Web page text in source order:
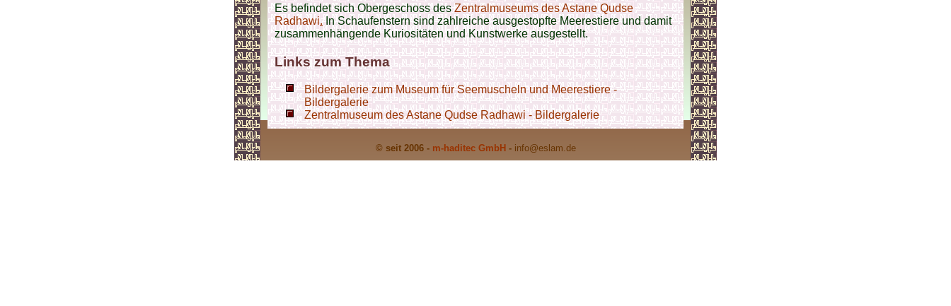
Es befindet sich Obergeschoss desZentralmuseums des Astane Qudse
Radhawi.In Schaufenstern sind zahlreiche ausgestopfte Meerestiere und damit
zusammenhängende Kuriositäten und Kunstwerke ausgestellt.
Links zum Thema
Bildergalerie zum Museum für Seemuscheln und Meerestiere -
Bildergalerie
Zentralmuseum des Astane Qudse Radhawi - Bildergalerie
© seit 2006 - m-haditec GmbH - info@eslam.de